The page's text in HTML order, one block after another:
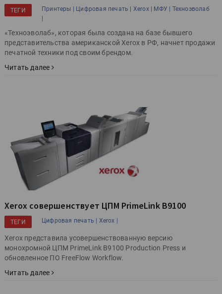
ТЕГИ Принтеры | Цифровая печать | Xerox | МФУ | Техноэволаб
|
«Техноэволаб», которая была создана на базе бывшего
представительства американской Xerox в РФ, начнет продажи
печатной техники под своим брендом.
Читать далее
Xerox совершенствует ЦПМ PrimeLink B9100
ТЕГИ Цифровая печать | Xerox |
Xerox представила усовершенствованную версию
монохромной ЦПМ PrimeLink B9100 Production Press и
обновленное ПО FreeFlow Workflow.
Читать далее